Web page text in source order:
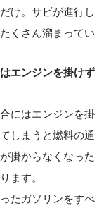
け。サビが進行し
くさん溜まってい
エンジンを掛けず
にはエンジンを掛
しまうと燃料の通
掛からなくなった
ます。
たガソリンをすべ